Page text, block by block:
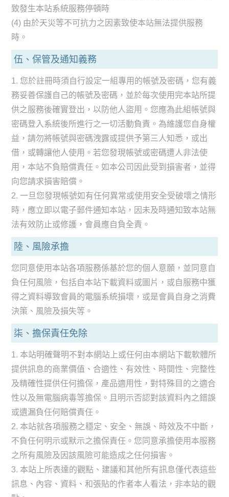
致發生本站系統服務停頓時
(4) 由於天災等不可抗力之因素致使本站無法提供服務
時。
伍、保管及通知義務
1. 您於註冊時須自行設定一組專用的帳號及密碼，您有義
務妥善保護自己的帳號及密碼，並於每次使用完本站所提
供之服務後確實登出，以防他人盜用。您應為此組帳號與
密碼登入系統後所進行之一切活動負責。為維護您自身權
益，請勿將帳號與密碼洩露或提供予第三人知悉，或出
借，或轉讓他人使用。若您發現帳號或密碼遭人非法使
用，本站不負賠償責任。如本公司因此受到損害者，並得
向您請求損害賠償。
2. 一旦您發現帳號如有任何異常或使用安全受破壞之情形
時，應立即以電子郵件通知本站，因未及時通知致本站無
法有效防止或修護，會員應自負全責。
陸、風險承擔
您同意使用本站各項服務係基於您的個人意願，並同意自
負任何風險，包括自本站下載資料或圖片，或自服務中獲
得之資料導致會員的電腦系統損壞，或是會員自身之消費
決策、風險及損失等。
柒、擔保責任免除
1. 本站明確聲明不對本網站上或任何由本網站下載軟體所
提供訊息的商業價值、合適性、有效性、時間性、完整性
及精確性提供任何擔保，產品適用性，對特殊目的之適合
性以及無電腦病毒等擔保。且明示否認對該資料內之錯誤
或遺漏負任何賠償責任。
2. 本站就各項服務之穩定、安全、無誤、時效及不中斷，
不負任何明示或默示之擔保責任。您同意承擔使用本服務
之所有風險及因該風險可能造成之任何損害。
3. 本站上所表達的觀點、建議和其他所有訊息僅代表這些
訊息、內容、資料、和張貼的作者本人看法，非本站的觀